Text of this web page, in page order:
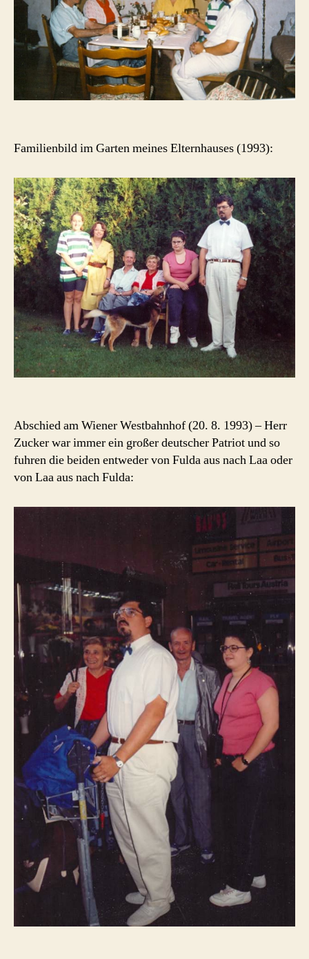
Familienbild im Garten meines Elternhauses (1993):
Abschied am Wiener Westbahnhof (20. 8. 1993) – Herr
Zucker war immer ein großer deutscher Patriot und so
fuhren die beiden entweder von Fulda aus nach Laa oder
von Laa aus nach Fulda: